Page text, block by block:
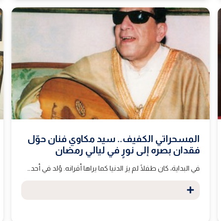
المسحراتي الكفيف.. سيد مكاوي فنان حوّل
فقدان بصره إلى نورٍ في ليالي رمضان
في البداية، كان طفلًا لم يرَ الدنيا كما يراها أقرانه. وُلد في أحد…